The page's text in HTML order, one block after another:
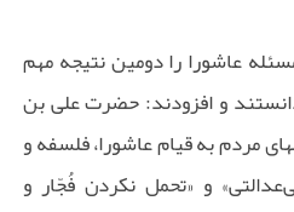
عاشورا را دومین نتیجه مهم
و افزودند: حضرت علی بن
مردم به قیام عاشورا، فلسفه و
و «تحمل نکردن فُجّار و